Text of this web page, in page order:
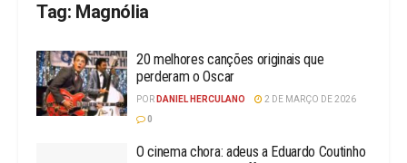
Tag: Magnólia
20 melhores canções originais que
perderam o Oscar
POR DANIEL HERCULANO
2 DE MARÇO DE 2026
0
O cinema chora: adeus a Eduardo Coutinho